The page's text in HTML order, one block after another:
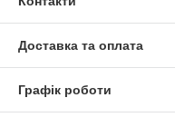
Доставка та оплата
Графік роботи